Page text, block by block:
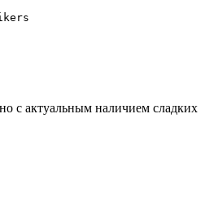
с актуальным наличием сладких